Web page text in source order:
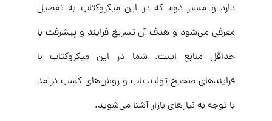
دارد و مسیر دوم که در این میکروکتاب به تفصیل
معرفی می‌شود و هدف آن تسریع فرایند و پیشرفت با
حداقل منابع است. شما در این میکروکتاب با
فرایند‌های صحیح تولید ناب و روش‌های کسب درآمد
با توجه به نیازهای بازار آشنا می‌شوید.